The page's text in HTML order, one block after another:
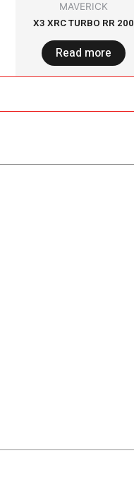
MAVERICK
X3 XRC TURBO RR 200
Read more